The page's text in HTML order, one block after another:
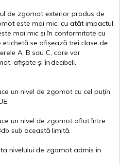
de zgomot exterior produs de
este mai mic, cu atât impactul
mai mic și în conformitate cu
etichetă se afișează trei clase de
A, B sau C, care vor
, afișate și îndecibeli.
un nivel de zgomot cu cel puțin
un nivel de zgomot aflat între
sub această limită.
nivelului de zgomot admis in